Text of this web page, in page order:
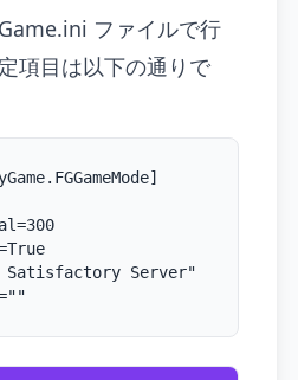
ファイルで行
項目は以下の通りで
Satisfactory Server"